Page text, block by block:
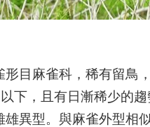
形目麻雀科，稀有留鳥
下，且有日漸稀少的趨
雄異型。與麻雀外型相